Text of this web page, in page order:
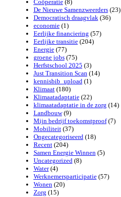
Coöperatie(8)
De Nieuwe Samenzweerders(23)
Democratisch draagvlak(36)
economie(1)
Eerlijke financiering (57)
Eerlijke transitie(204)
Energie(77)
groene jobs(75)
Herfstschool 2025 (3)
Just Transition Scan(14)
kennisbib_upload(1)
Klimaat(180)
Klimaatadaptatie(22)
klimaatadaptatie in de zorg (14)
Landbouw(9)
Mijn bedrijf toekomstproof(7)
Mobiliteit(37)
Ongecategoriseerd(18)
Recent(204)
Samen Energie Winnen(5)
Uncategorized(8)
Water(4)
Werknemersparticipatie(57)
Wonen(20)
Zorg (15)